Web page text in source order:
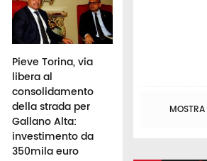
Pieve Torina, via
libera al
consolidamento
della strada per
Gallano Alta:
investimento da
350mila euro
Michelini: